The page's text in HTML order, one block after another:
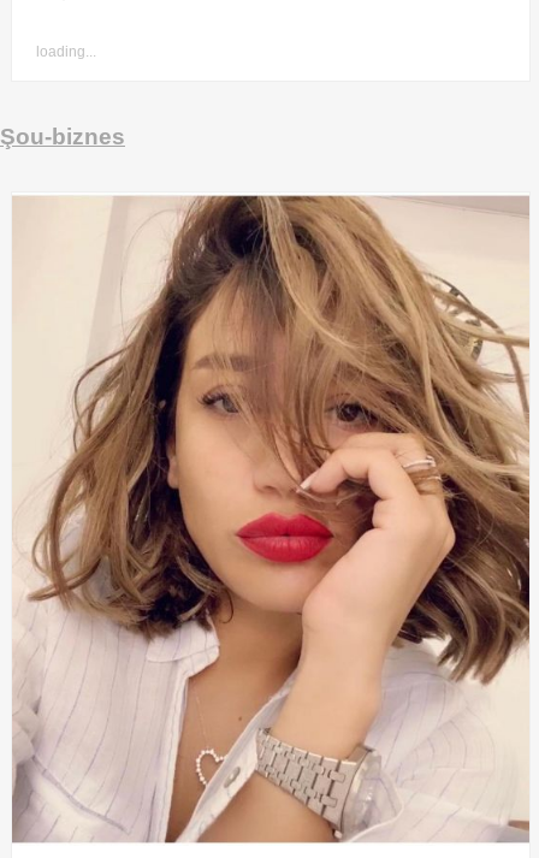
loading...
Şou-biznes